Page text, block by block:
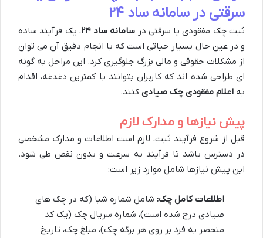
سرقتی در سامانه ساد ۲۴
ثبت چک مفقودی یا سرقتی در سامانه ساد ۲۴
، یک فرآیند ساده
و در عین حال بسیار حیاتی است که با انجام دقیق آن می توان
از مشکلات حقوقی و مالی بزرگ جلوگیری کرد. این مراحل به گونه
ای طراحی شده اند که کاربران بتوانند با کمترین دغدغه، اقدام
به اعلام مفقودی چک صیادی کنند.
پیش نیازها و مدارک لازم
قبل از شروع فرآیند ثبت، لازم است اطلاعات و مدارک مشخصی
در دسترس باشد تا فرآیند به سرعت و بدون نقص طی شود.
این پیش نیازها شامل موارد زیر است:
اطلاعات کامل چک: شامل شماره شبا (که در چک های
صیادی درج شده است)، شماره سریال چک (یک کد
منحصر به فرد بر روی هر برگه چک)، مبلغ چک، تاریخ